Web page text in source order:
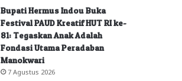
Bupati Hermus Indou Buka
Festival PAUD Kreatif HUT RI ke-
81: Tegaskan Anak Adalah
Fondasi Utama Peradaban
Manokwari
7 Agustus 2026